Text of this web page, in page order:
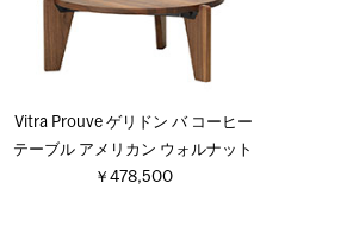
Vitra Prouve ゲリドン バ コーヒー
テーブル アメリカン ウォルナット
￥478,500